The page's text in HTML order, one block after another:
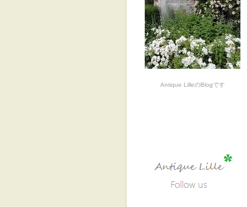
Antique LilleのBlogです